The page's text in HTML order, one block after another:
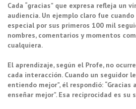
Cada “gracias” que expresa refleja un
audiencia. Un ejemplo claro fue
especial por sus primeros 100 mil
nombres, comentarios y momentos
cualquiera.
El aprendizaje, según el Profe, no
cada interacción. Cuando un seguidor
entiendo mejor”, él respondió: “Gracias
enseñar mejor”. Esa reciprocidad es su